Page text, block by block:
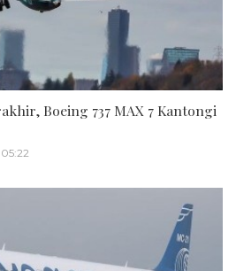
Boeing 737 MAX 7 Kantongi